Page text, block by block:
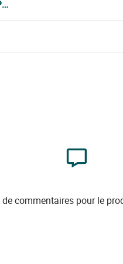
de commentaires pour le